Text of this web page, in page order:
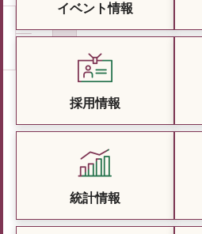
イベント情報
採用情報
統計情報